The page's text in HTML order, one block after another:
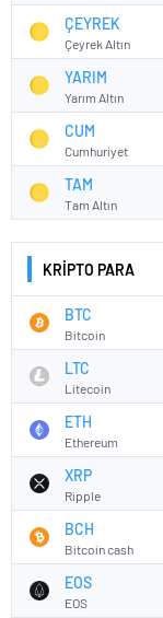
2024
2022
1
3
ÇEYREK
Çeyrek Altın
YARIM
Yarım Altın
CUM
Cumhuriyet
TAM
Tam Altın
KRİPTO PARA
BTC
Bitcoin
LTC
Litecoin
ETH
Ethereum
XRP
Ripple
BCH
Bitcoin cash
EOS
EOS